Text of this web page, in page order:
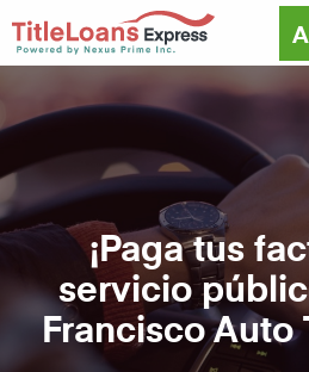
¡Paga tus
servicio
Francisco Auto